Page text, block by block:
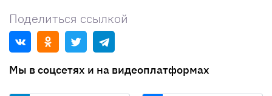
Поделиться ссылкой
Мы в соцсетях и на видеоплатформах